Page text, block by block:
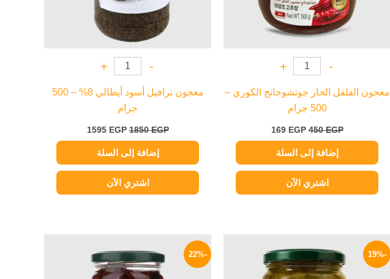
-
+
معجون الفلفل الحار جوتشوجانج الكوري –
500 جرام
450EGP
169 EGP
إضافة إلى السلة
اشتري الآن
-
+
معجون ترافيل أسود أيطالي 8% – 500
جرام
1850EGP
1595 EGP
إضافة إلى السلة
اشتري الآن
-19%
الأصلي
هو:
95 EGP.
الحالي
هو:
77 EGP.
-22%
الأصلي
هو:
120 EGP.
هو:
94 EGP.